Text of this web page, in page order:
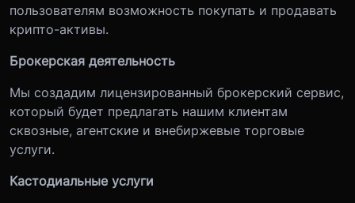
пользователям возможность покупать и продавать
крипто-активы.
Брокерская деятельность
Мы создадим лицензированный брокерский сервис,
который будет предлагать нашим клиентам
сквозные, агентские и внебиржевые торговые
услуги.
Кастодиальные услуги